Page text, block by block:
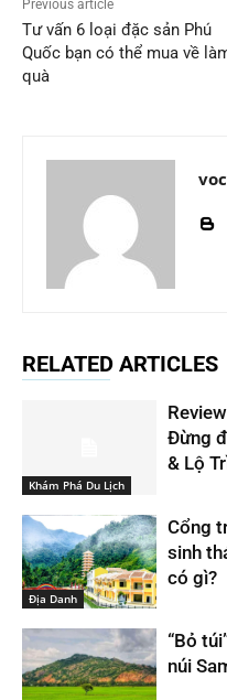
Previous article
Tư vấn 6 loại đặc sản Phú
Quốc bạn có thể mua về
quà
RELATED ARTICLES
Khám Phá Du Lịch
Đừng
& Lộ
Địa Danh
Cổng
sinh
có gì?
“Bỏ
núi